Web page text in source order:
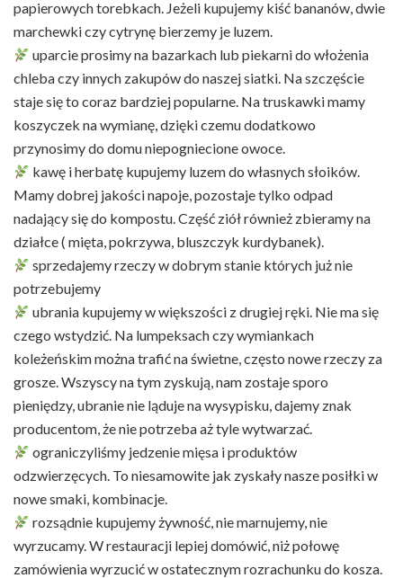
papierowych torebkach. Jeżeli kupujemy kiść bananów, dwie
marchewki czy cytrynę bierzemy je luzem.
uparcie prosimy na bazarkach lub piekarni do włożenia
chleba czy innych zakupów do naszej siatki. Na szczęście
staje się to coraz bardziej popularne. Na truskawki mamy
koszyczek na wymianę, dzięki czemu dodatkowo
przynosimy do domu niepogniecione owoce.
kawę i herbatę kupujemy luzem do własnych słoików.
Mamy dobrej jakości napoje, pozostaje tylko odpad
nadający się do kompostu. Część ziół również zbieramy na
działce ( mięta, pokrzywa, bluszczyk kurdybanek).
sprzedajemy rzeczy w dobrym stanie których już nie
potrzebujemy
ubrania kupujemy w większości z drugiej ręki. Nie ma się
czego wstydzić. Na lumpeksach czy wymiankach
koleżeńskim można trafić na świetne, często nowe rzeczy za
grosze. Wszyscy na tym zyskują, nam zostaje sporo
pieniędzy, ubranie nie ląduje na wysypisku, dajemy znak
producentom, że nie potrzeba aż tyle wytwarzać.
ograniczyliśmy jedzenie mięsa i produktów
odzwierzęcych. To niesamowite jak zyskały nasze posiłki w
nowe smaki, kombinacje.
rozsądnie kupujemy żywność, nie marnujemy, nie
wyrzucamy. W restauracji lepiej domówić, niż połowę
zamówienia wyrzucić w ostatecznym rozrachunku do kosza.